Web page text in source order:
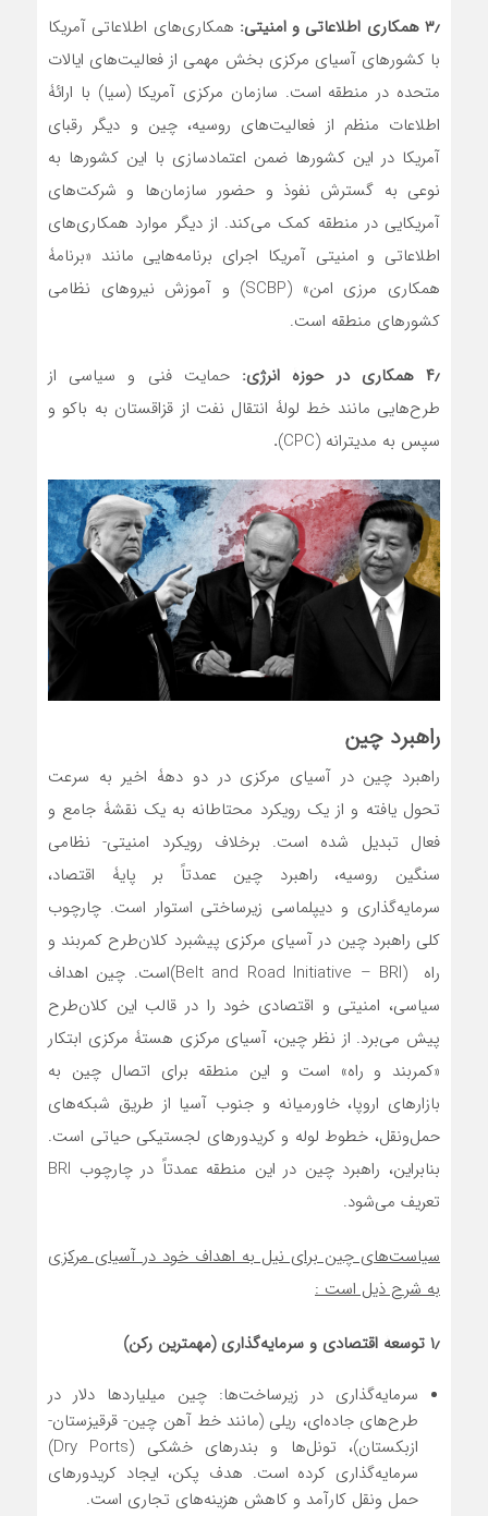
۳٫ همکاری اطلاعاتی و امنیتی: همکاری‌های اطلاعاتی آمریکا
با کشورهای آسیای مرکزی بخش مهمی از فعالیت‌های ایالات
متحده در منطقه است. سازمان مرکزی آمریکا (سیا)‌ با ارائۀ
اطلاعات منظم از فعالیت‌های روسیه، چین و دیگر رقبای
آمریکا در این کشورها ضمن اعتمادسازی با این کشورها به
نوعی به گسترش نفوذ و حضور سازمان‌ها و شرکت‌های
آمریکایی در منطقه کمک می‌کند. از دیگر موارد همکاری‌های
اطلاعاتی و امنیتی آمریکا اجرای برنامه‌هایی مانند «برنامۀ
همکاری مرزی امن» (SCBP) و آموزش نیروهای نظامی
کشورهای منطقه است.
۴٫ همکاری در حوزۀ انرژی:
حمایت فنی و سیاسی از
طرح‌هایی مانند خط لولۀ انتقال نفت از قزاقستان به باکو و
سپس به مدیترانه (CPC)
.
راهبرد چین
راهبرد چین در آسیای مرکزی در دو دهۀ اخیر به سرعت
تحول یافته و از یک رویکرد محتاطانه به یک نقشۀ جامع و
فعال تبدیل شده است. برخلاف رویکرد امنیتی- نظامی
سنگین روسیه، راهبرد چین عمدتاً بر پایۀ اقتصاد،
سرمایه‌گذاری و دیپلماسی زیرساختی استوار است. چارچوب
کلی راهبرد چین در آسیای مرکزی پیشبرد کلان‌طرح کمربند و
راه (Belt and Road Initiative – BRI)است. چین اهداف
سیاسی، امنیتی و اقتصادی خود را در قالب این کلان‌طرح
پیش می‌برد. از نظر چین، آسیای مرکزی هستۀ مرکزی ابتکار
«کمربند و راه» است و این منطقه برای اتصال چین به
بازارهای اروپا، خاورمیانه و جنوب آسیا از طریق شبکه‌های
حمل‌ونقل، خطوط لوله و کریدورهای لجستیکی حیاتی است.
بنابراین، راهبرد چین در این منطقه عمدتاً در چارچوب BRI
تعریف می‌شود.
سیاست‌های چین برای نیل به اهداف خود در آسیای مرکزی
به شرح ذیل است :
۱٫ توسعۀ اقتصادی و سرمایه‌گذاری (مهمترین رکن)
سرمایه‌گذاری در زیرساخت‌ها: چین میلیاردها دلار در
طرح‌های جاده‌ای، ریلی (مانند خط آهن چین- قرقیزستان-
ازبکستان)، تونل‌ها و بندرهای خشکی (Dry Ports)
سرمایه‌گذاری کرده است. هدف پکن، ایجاد کریدورهای
حمل ونقل کارآمد و کاهش هزینه‌های تجاری است.